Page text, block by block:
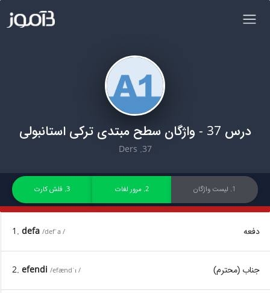
درس 37 - واژگان سطح مبتدی ترکی استانبولی
37. Ders
3. فلش کارت 2. مرور لغات 1. لیست واژگان
1. defa /defˈa / دفعه
2. efendi /efændˈɪ / جناب (محترم)